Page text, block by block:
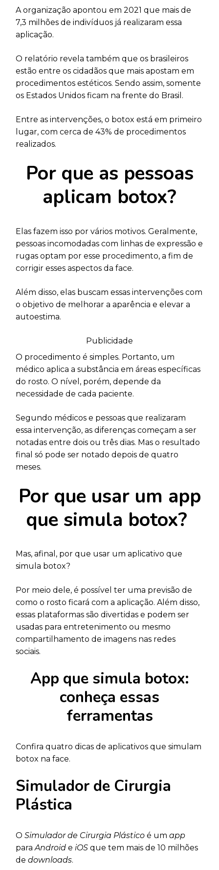
A organização apontou em 2021 que mais de
7,3 milhões de indivíduos já realizaram essa
aplicação.
O relatório revela também que os brasileiros
estão entre os cidadãos que mais apostam em
procedimentos estéticos. Sendo assim, somente
os Estados Unidos ficam na frente do Brasil.
Entre as intervenções, o botox está em primeiro
lugar, com cerca de 43% de procedimentos
realizados.
Por que as pessoas
aplicam botox?
Elas fazem isso por vários motivos. Geralmente,
pessoas incomodadas com linhas de expressão e
rugas optam por esse procedimento, a fim de
corrigir esses aspectos da face.
Além disso, elas buscam essas intervenções com
o objetivo de melhorar a aparência e elevar a
autoestima.
Publicidade
O procedimento é simples. Portanto, um
médico aplica a substância em áreas específicas
do rosto. O nível, porém, depende da
necessidade de cada paciente.
Segundo médicos e pessoas que realizaram
essa intervenção, as diferenças começam a ser
notadas entre dois ou três dias. Mas o resultado
final só pode ser notado depois de quatro
meses.
Por que usar um app
que simula botox?
Mas, afinal, por que usar um aplicativo que
simula botox?
Por meio dele, é possível ter uma previsão de
como o rosto ficará com a aplicação. Além disso,
essas plataformas são divertidas e podem ser
usadas para entretenimento ou mesmo
compartilhamento de imagens nas redes
sociais.
App que simula botox:
conheça essas
ferramentas
Confira quatro dicas de aplicativos que simulam
botox na face.
Simulador de Cirurgia
Plástica
O Simulador de Cirurgia Plástico é um app
paraAndroid e iOS que tem mais de 10 milhões
de downloads.